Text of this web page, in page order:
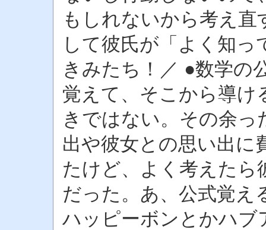
もしれないから考え
して彼氏が「よく知
きみたち！／ ●数学の
覚えて、そこから導け
きではない。その余っ
出や彼女との思い出に
たけど、よく考えた
だった。あ、公式覚え
ハッピーボンとかハ